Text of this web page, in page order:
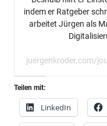
indem er Ratgeber
arbeitet Jürgen als
juergenkroder.com/
Teilen mit:
LinkedIn